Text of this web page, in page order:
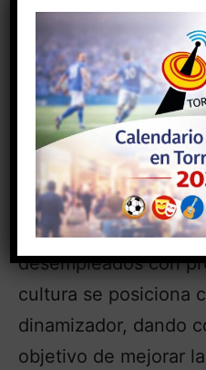
-Operaciones
administrativos y
-Actividades
relación con el
Por último, cabe
ADL se sigue
desempleados con
cultura se posiciona
dinamizador, dando
objetivo de mejorar